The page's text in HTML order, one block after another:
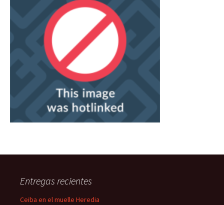
Entregas recientes
Ceiba en el muelle Heredia